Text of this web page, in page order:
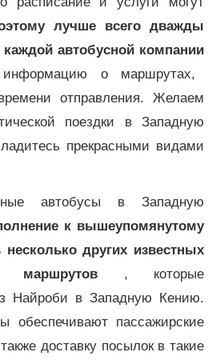
лучше всего дважды
каждой автобусной компании
о маршрутах,
отправления. Желаем
поездки в Западную
прекрасными видами
автобусы в Западную
к вышеупомянутому
несколько других известных
маршрутов , которые
Найроби в Западную Кению.
обеспечивают пассажирские
доставку посылок в такие